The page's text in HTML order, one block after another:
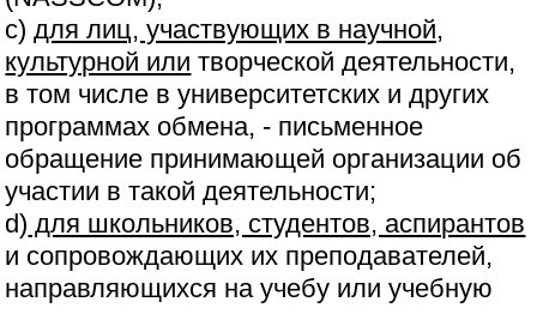
c)для лиц, участвующих в научной,
культурной или творческой деятельности,
в том числе в университетских и других
программах обмена, - письменное
обращение принимающей организации об
участии в такой деятельности;
d) для школьников, студентов, аспирантов
и сопровождающих их преподавателей,
направляющихся на учебу или учебную